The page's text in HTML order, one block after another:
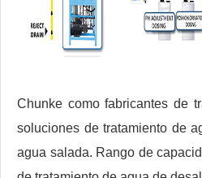
Chunke como fabricantes de
soluciones de tratamiento de
agua salada. Rango de